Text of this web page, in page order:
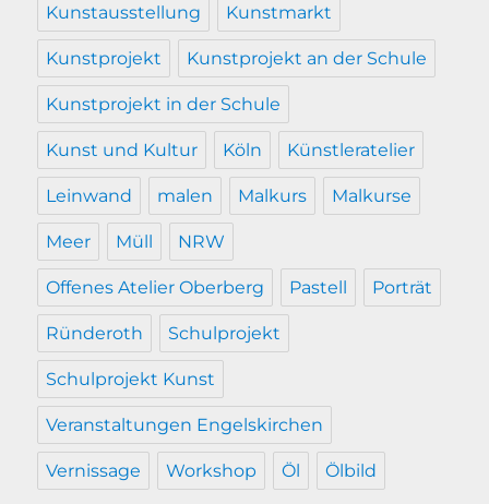
Kunstausstellung Kunstmarkt
Kunstprojekt Kunstprojekt an der Schule
Kunstprojekt in der Schule
Kunst und Kultur Köln Künstleratelier
Leinwand malen Malkurs Malkurse
Meer Müll NRW
Offenes Atelier Oberberg Pastell Porträt
Ründeroth Schulprojekt
Schulprojekt Kunst
Veranstaltungen Engelskirchen
Vernissage Workshop Öl Ölbild